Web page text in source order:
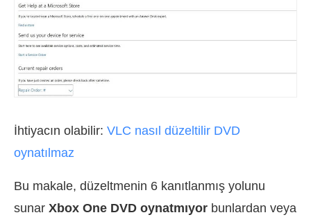
İhtiyacın olabilir: VLC nasıl düzeltilir DVD
oynatılmaz
Bu makale, düzeltmenin 6 kanıtlanmış yolunu
sunar Xbox One DVD oynatmıyor bunlardan veya